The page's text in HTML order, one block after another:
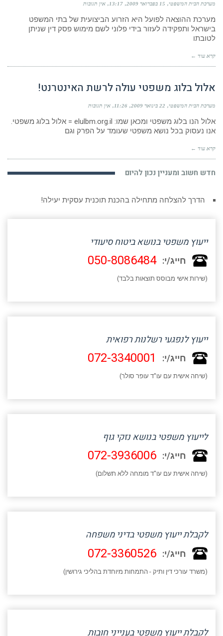
מערכת הבית המשפטי 15 בפברואר 2009 13:17 אין תגובות
מערכת ההוצאה לפועל היא הזרוע הביצועית של בתי המשפט
בישראל ותפקידה לעזור בידי פלוני לשם מימוש פסק דין שניתן
לטובתו
קרא עוד ←
אלול בלוג משפטי עולה לרשת האינטרנט!
מערכת הבית המשפטי 22 בינואר 2009 11:26 אין תגובות
אלול הנו בלוג משפטי ומכאן שמו: elulbm.org.il = אלול בלוג משפטי.
אנו נעסוק בכל נושא משפטי שעומד על הפרק וגם
קרא עוד ←
חדש חשוב ומעניין נכון להיום
הדרך להצלחה מתחילה בהכנת תוכנית עסקית יעילה!
ייעוץ משפטי בנושא ביטוח סיעודי
חייג/י: 050-8086484
(שירות אישי מבוסס תוצאות בלבד)
ייעוץ לנפגעי רשלנות רפואית
חייג/י: 072-3340001
(שיחה אישית עם עו"ד עופר סולר)
לייעוץ משפטי בנושא נזקי גוף
חייג/י: 072-3936006
(שיחה אישית עם עו"ד מומחה ללא תשלום)
לקבלת ייעוץ משפטי בדיני משפחה
חייג/י: 072-3360526
(משרד עורכי דין ותיק - התמחות מיוחדת בהליכי גירושין)
לקבלת ייעוץ משפטי בענייני חובות